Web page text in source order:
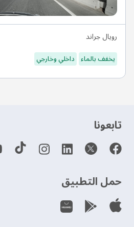
رويال جراند
يخفف بالماء داخلي وخارجي
‫تابعونا‬
حمل التطبيق